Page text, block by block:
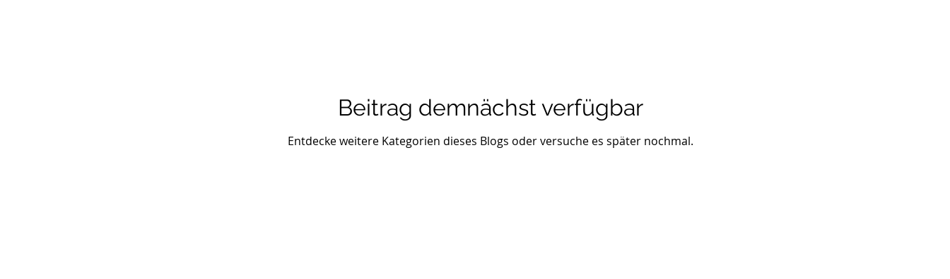
Beitrag demnächst verfügbar
Entdecke weitere Kategorien dieses Blogs oder versuche es später nochmal.